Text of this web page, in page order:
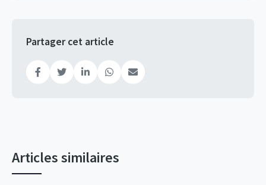
Partager cet article
Articles similaires